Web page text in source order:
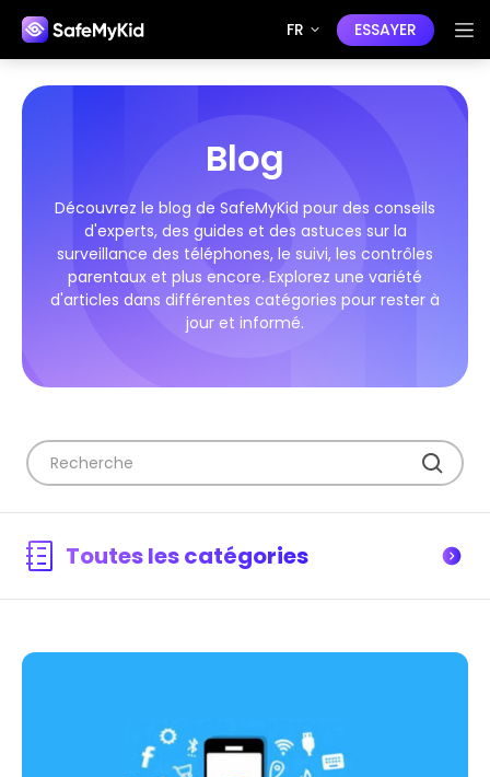
FR ESSAYER
Blog
Découvrez le blog de SafeMyKid pour des conseils
d'experts, des guides et des astuces sur la
surveillance des téléphones, le suivi, les contrôles
parentaux et plus encore. Explorez une variété
d'articles dans différentes catégories pour rester à
jour et informé.
Toutes les catégories